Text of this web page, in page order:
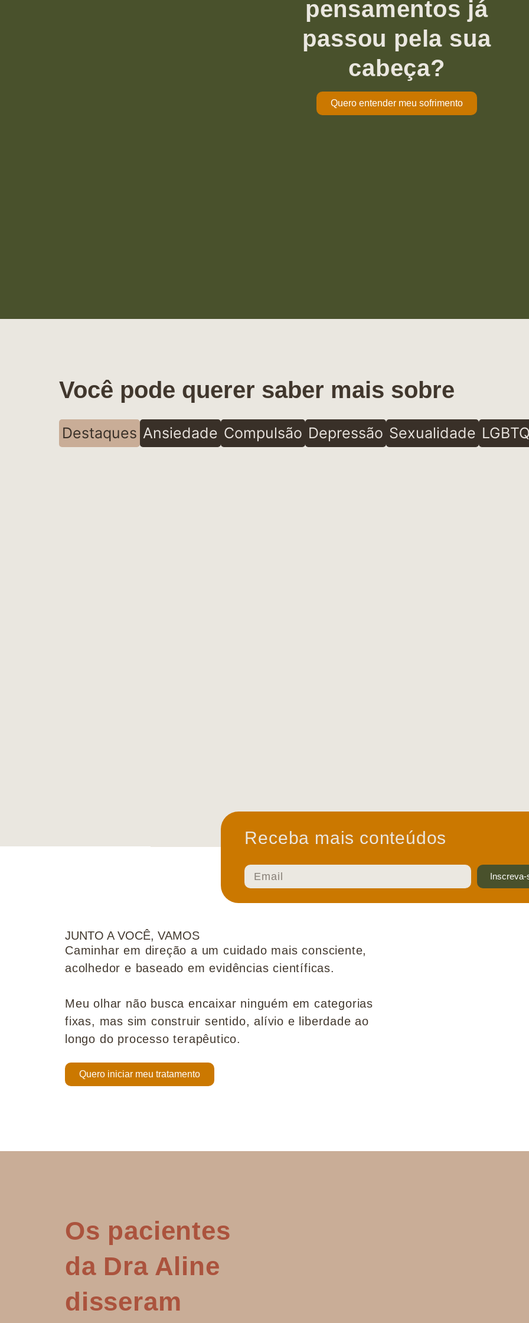
pensamentos já
passou pela sua
cabeça?
Quero entender meu sofrimento
Você pode querer saber mais sobre
Destaques Ansiedade Compulsão Depressão Sexualidade
Receba mais conteúdos
Inscreva-
JUNTO A VOCÊ, VAMOS
Caminhar em direção a um cuidado mais consciente,
acolhedor e baseado em evidências científicas.
Meu olhar não busca encaixar ninguém em categorias
fixas, mas sim construir sentido, alívio e liberdade ao
longo do processo terapêutico.
Quero iniciar meu tratamento
Os pacientes
da Dra Aline
disseram